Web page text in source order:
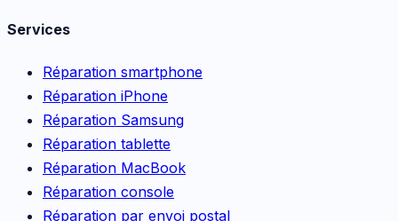
Services
Réparation smartphone
Réparation iPhone
Réparation Samsung
Réparation tablette
Réparation MacBook
Réparation console
Réparation par envoi postal